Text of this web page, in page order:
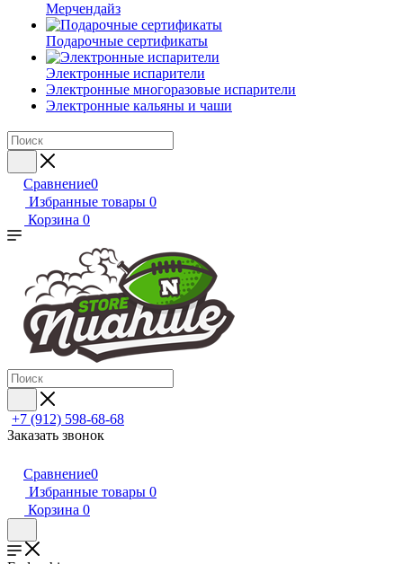
Мерчендайз
Подарочные сертификаты
Электронные испарители
Электронные многоразовые испарители
Электронные кальяны и чаши
Сравнение0
Избранные товары 0
Корзина 0
+7 (912) 598-68-68
Заказать звонок
Сравнение0
Избранные товары 0
Корзина 0